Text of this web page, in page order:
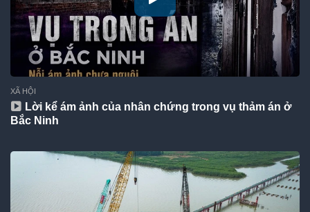
XÃ HỘI
Lời kể ám ảnh của nhân chứng trong vụ thảm án ở
Bắc Ninh